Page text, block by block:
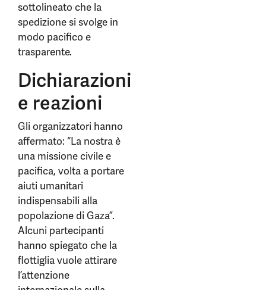
sottolineato che la
spedizione si svolge in
modo pacifico e
trasparente.
Dichiarazioni
e reazioni
Gli organizzatori hanno
affermato: “La nostra è
una missione civile e
pacifica, volta a portare
aiuti umanitari
indispensabili alla
popolazione di Gaza”.
Alcuni partecipanti
hanno spiegato che la
flottiglia vuole attirare
l’attenzione